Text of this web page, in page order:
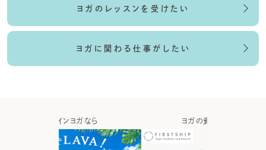
ヨガのレッスンを受けたい
ヨガに関わる仕事がしたい